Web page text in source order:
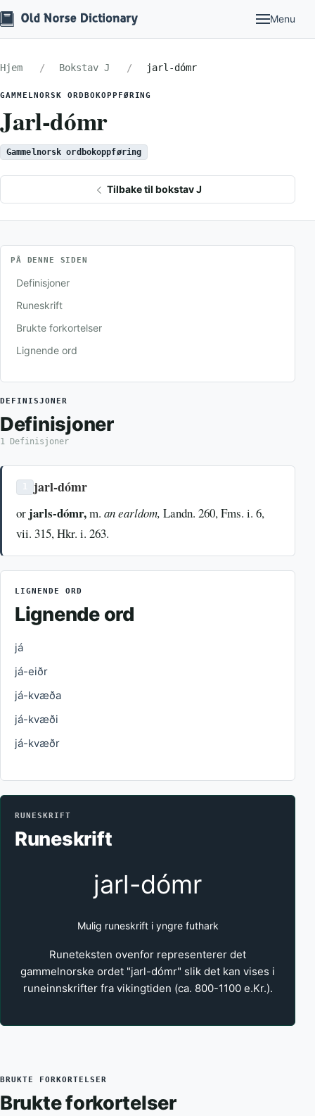
Menu
Hjem Bokstav J jarl-dómr
GAMMELNORSK ORDBOKOPPFØRING
Jarl-dómr
Gammelnorsk ordbokoppføring
Tilbake til bokstav J
PÅ DENNE SIDEN
Definisjoner
Runeskrift
Brukte forkortelser
Lignende ord
DEFINISJONER
Definisjoner
1 Definisjoner
jarl-dómr
or jarls-dómr,m. an earldom, Landn. 260, Fms. i. 6,
vii. 315, Hkr. i. 263.
LIGNENDE ORD
Lignende ord
já
já-eiðr
já-kvæða
já-kvæði
já-kvæðr
RUNESKRIFT
Runeskrift
jarl-dómr
Mulig runeskrift i yngre futhark
Runeteksten ovenfor representerer det
gammelnorske ordet "jarl-dómr" slik det kan vises i
runeinnskrifter fra vikingtiden (ca. 800-1100 e.Kr.).
BRUKTE FORKORTELSER
Brukte forkortelser